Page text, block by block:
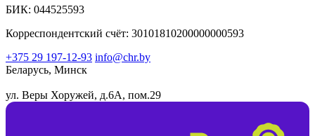
БИК: 044525593
Корреспондентский счёт: 30101810200000000593
+375 29 197-12-93 info@chr.by
Беларусь, Минск
ул. Веры Хоружей, д.6А, пом.29